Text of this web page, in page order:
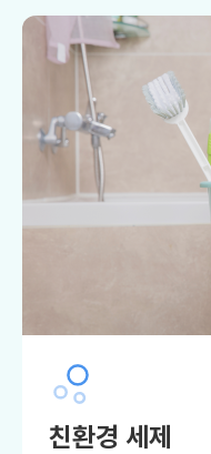
친환경 세제